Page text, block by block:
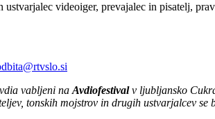
ustvarjalec videoiger, prevajalec in pisatelj,
vabljeni na Avdiofestivalv ljubljansko
tonskih mojstrov in drugih ustvarjalcev